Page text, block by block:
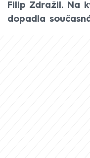
Filip Zdražil. Na
dopadla